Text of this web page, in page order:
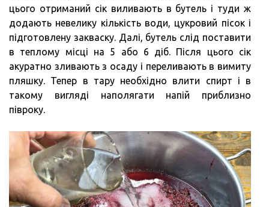
цього отриманий сік виливають в бутель і туди ж
додають невелику кількість води, цукровий пісок і
підготовлену закваску. Далі, бутель слід поставити
в теплому місці на 5 або 6 діб. Після цього сік
акуратно зливають з осаду і переливають в вимиту
пляшку. Тепер в тару необхідно влити спирт і в
такому вигляді наполягати напій приблизно
півроку.